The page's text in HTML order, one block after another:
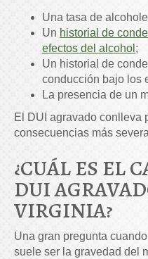
Una tasa de
Un historial de
efectos del alcohol ;
Un historial de
conducción bajo los
La presencia de un
El DUI agravado conlleva
consecuencias más
¿CUÁL ES EL
DUI
VIRGINIA?
Una gran pregunta
suele ser la gravedad del